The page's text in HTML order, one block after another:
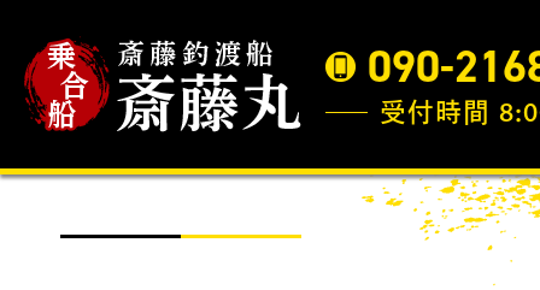
090-
受付時間